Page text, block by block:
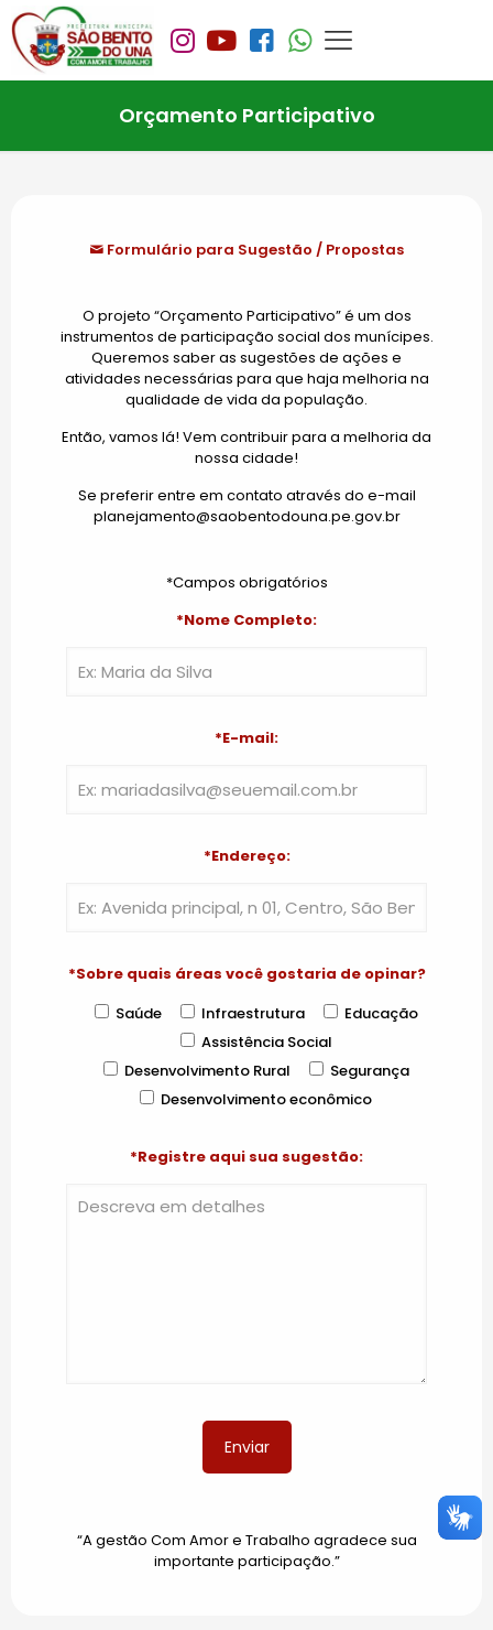
Orçamento Participativo
Formulário para Sugestão / Propostas
O projeto “Orçamento Participativo” é um dos
instrumentos de participação social dos munícipes.
Queremos saber as sugestões de ações e
atividades necessárias para que haja melhoria na
qualidade de vida da população.
Então, vamos lá! Vem contribuir para a melhoria da
nossa cidade!
Se preferir entre em contato através do e-mail
planejamento@saobentodouna.pe.gov.br
*Campos obrigatórios
*Nome Completo:
*E-mail:
*Endereço:
*Sobre quais áreas você gostaria de opinar?
Saúde
Infraestrutura
Educação
Assistência Social
Desenvolvimento Rural
Segurança
Desenvolvimento econômico
*Registre aqui sua sugestão:
“A gestão Com Amor e Trabalho agradece sua
importante participação.”